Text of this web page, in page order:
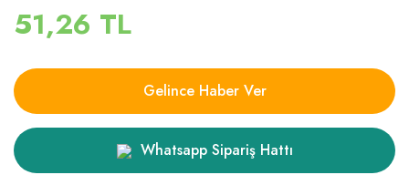
51,26 TL
Gelince Haber Ver
Whatsapp Sipariş Hattı